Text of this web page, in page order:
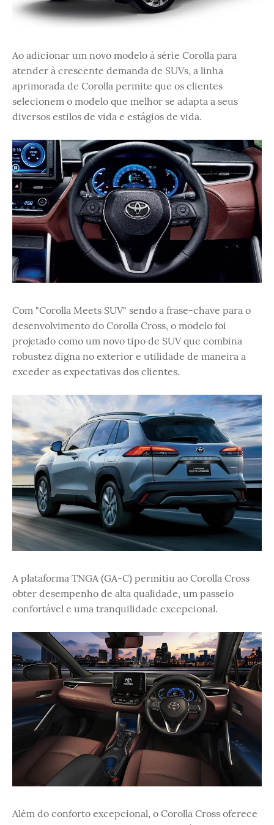
Ao adicionar um novo modelo à série Corolla para
atender à crescente demanda de SUVs, a linha
aprimorada de Corolla permite que os clientes
selecionem o modelo que melhor se adapta a seus
diversos estilos de vida e estágios de vida.
Com "Corolla Meets SUV" sendo a frase-chave para o
desenvolvimento do Corolla Cross, o modelo foi
projetado como um novo tipo de SUV que combina
robustez digna no exterior e utilidade de maneira a
exceder as expectativas dos clientes.
A plataforma TNGA (GA-C) permitiu ao Corolla Cross
obter desempenho de alta qualidade, um passeio
confortável e uma tranquilidade excepcional.
Além do conforto excepcional, o Corolla Cross oferece